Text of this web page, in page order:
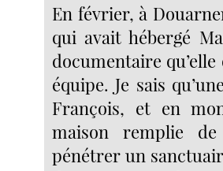
En février, à
qui avait hébergé
documentaire
équipe. Je sais
François, et en
maison remplie de
pénétrer un